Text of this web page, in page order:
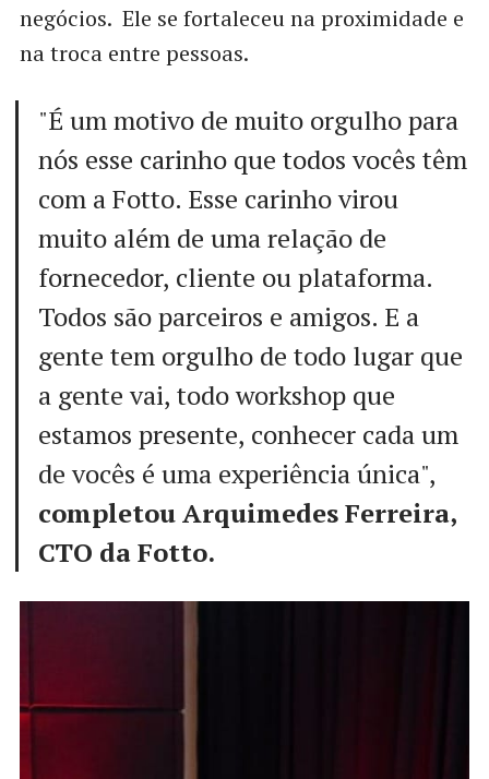
negócios. Ele se fortaleceu na proximidade e
na troca entre pessoas.
"É um motivo de muito orgulho para
nós esse carinho que todos vocês têm
com a Fotto. Esse carinho virou
muito além de uma relação de
fornecedor, cliente ou plataforma.
Todos são parceiros e amigos. E a
gente tem orgulho de todo lugar que
a gente vai, todo workshop que
estamos presente, conhecer cada um
de vocês é uma experiência única",
completou Arquimedes Ferreira,
CTO da Fotto.